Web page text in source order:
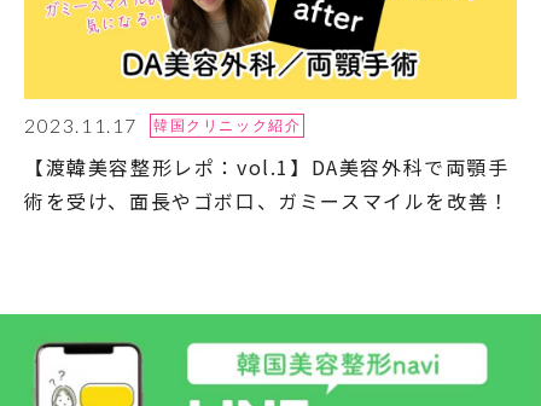
2023.11.17 韓国クリニック紹介
【渡韓美容整形レポ：vol.1】DA美容外科で両顎手
術を受け、面長やゴボ口、ガミースマイルを改善！